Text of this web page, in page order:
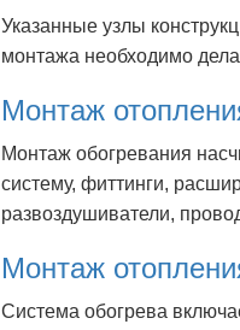
Указанные узлы
монтажа необходимо
Монтаж
Монтаж обогревания
систему, фиттинги,
развоздушиватели,
Монтаж
Система обогрева